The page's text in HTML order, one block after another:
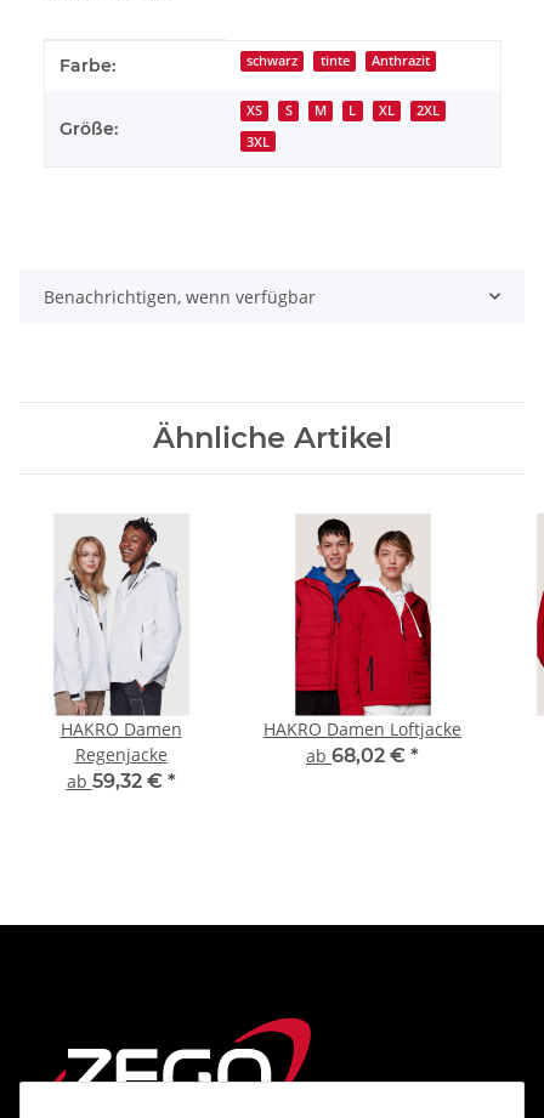
Produkteigenschaft
Wert
Farbe: schwarz tinte Anthrazit
Größe:
XS S M L XL
2XL
3XL
Benachrichtigen, wenn verfügbar
Ähnliche Artikel
HAKRO Damen
Regenjacke
ab 59,32 € *
HAKRO Damen Loftjacke
ab 68,02 € *